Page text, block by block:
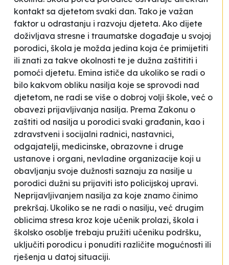
kontakt sa djetetom svaki dan. Tako je važan
faktor u odrastanju i razvoju djeteta. Ako dijete
doživljava stresne i traumatske događaje u svojoj
porodici, škola je možda jedina koja će primijetiti
ili znati za takve okolnosti te je dužna zaštititi i
pomoći djetetu. Emina ističe da ukoliko se radi o
bilo kakvom obliku nasilja koje se sprovodi nad
djetetom, ne radi se više o dobroj volji škole, već o
obavezi prijavljivanja nasilja. Prema Zakonu o
zaštiti od nasilja u porodici svaki građanin, kao i
zdravstveni i socijalni radnici, nastavnici,
odgajatelji, medicinske, obrazovne i druge
ustanove i organi, nevladine organizacije koji u
obavljanju svoje dužnosti saznaju za nasilje u
porodici dužni su prijaviti isto policijskoj upravi.
Neprijavljivanjem nasilja za koje znamo činimo
prekršaj. Ukoliko se ne radi o nasilju, već drugim
oblicima stresa kroz koje učenik prolazi, škola i
školsko osoblje trebaju pružiti učeniku podršku,
uključiti porodicu i ponuditi različite mogućnosti ili
rješenja u datoj situaciji.